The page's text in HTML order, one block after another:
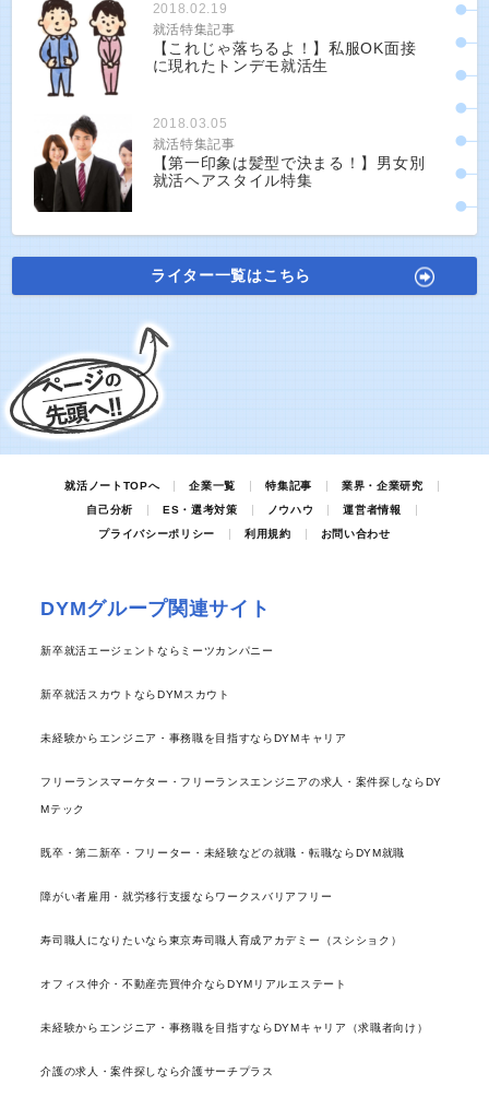
2018.02.19
就活特集記事
【これじゃ落ちるよ！】私服OK面接
に現れたトンデモ就活生
2018.03.05
就活特集記事
【第一印象は髪型で決まる！】男女別
就活ヘアスタイル特集
ライター一覧はこちら
就活ノートTOPへ 企業一覧 特集記事
業界・企業研究
自己分析
ES・選考対策 ノウハウ
運営者情報
プライバシーポリシー
利用規約 お問い合わせ
DYMグループ関連サイト
新卒就活エージェントならミーツカンパニー
新卒就活スカウトならDYMスカウト
未経験からエンジニア・事務職を目指すならDYMキャリア
フリーランスマーケター・フリーランスエンジニアの求人・案件探しならDY
Mテック
既卒・第二新卒・フリーター・未経験などの就職・転職ならDYM就職
障がい者雇用・就労移行支援ならワークスバリアフリー
寿司職人になりたいなら東京寿司職人育成アカデミー（スシショク）
オフィス仲介・不動産売買仲介ならDYMリアルエステート
未経験からエンジニア・事務職を目指すならDYMキャリア（求職者向け）
介護の求人・案件探しなら介護サーチプラス